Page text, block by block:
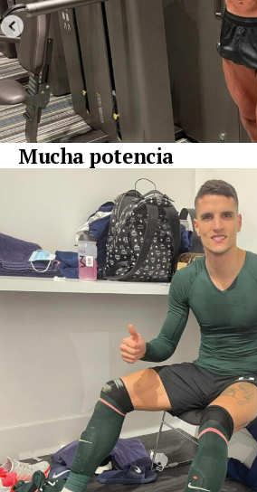
Mucha potencia